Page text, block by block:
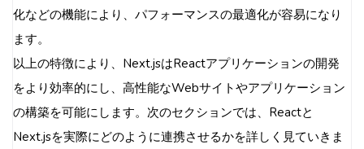
化などの機能により、パフォーマンスの最適化が容易になり
ます。
以上の特徴により、Next.jsはReactアプリケーションの開発
をより効率的にし、高性能なWebサイトやアプリケーション
の構築を可能にします。次のセクションでは、Reactと
Next.jsを実際にどのように連携させるかを詳しく見ていきま